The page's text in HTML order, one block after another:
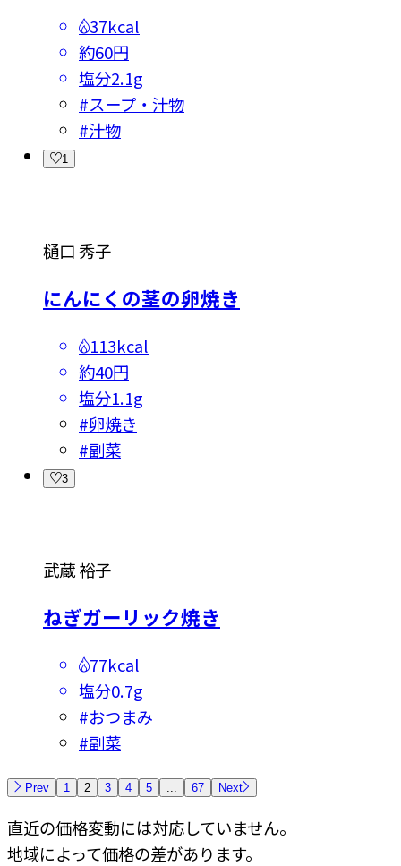
37kcal
約60円
塩分2.1g
#スープ・汁物
#汁物
1
樋口 秀子
にんにくの茎の卵焼き
113kcal
約40円
塩分1.1g
#卵焼き
#副菜
3
武蔵 裕子
ねぎガーリック焼き
77kcal
塩分0.7g
#おつまみ
#副菜
Prev 1 2 3 4 5 ... 67 Next
直近の価格変動には対応していません。
地域によって価格の差があります。